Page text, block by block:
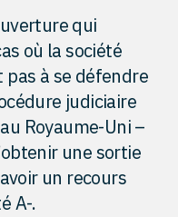
qui
où la société
à se défendre
judiciaire
Royaume-Uni –
une sortie
un recours
A-.